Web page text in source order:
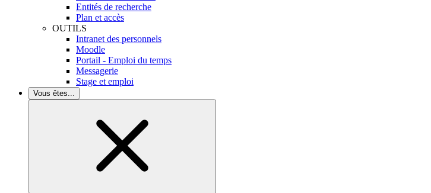
Entités de recherche
Plan et accès
OUTILS
Intranet des personnels
Moodle
Portail - Emploi du temps
Messagerie
Stage et emploi
Vous êtes...